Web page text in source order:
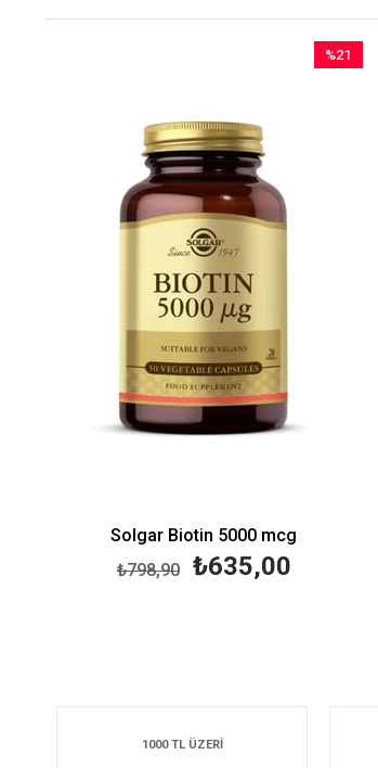
Solgar Biotin 5000 mcg
₺635,00
₺798,90
%21
1000 TL ÜZERİ